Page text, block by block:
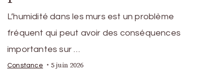
L’humidité dans les murs est un problème
fréquent qui peut avoir des conséquences
importantes sur …
Constance 5 juin 2026